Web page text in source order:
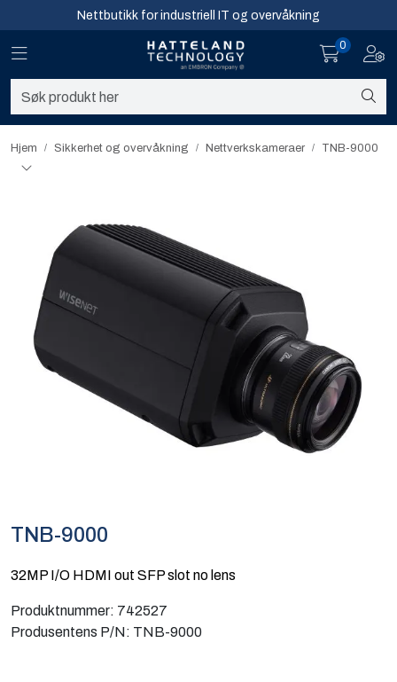
Skip to main contentNettbutikk for industriell IT og overvåkning
Toggle navigation
0
Hjem Sikkerhet og overvåkning Nettverkskameraer TNB-9000
TNB-9000
32MP I/O HDMI out SFP slot no lens
Produktnummer: 742527
Produsentens P/N: TNB-9000
Nettverk
Computing
Infosenter
Sikkerhet og overvåkning
Nettverk